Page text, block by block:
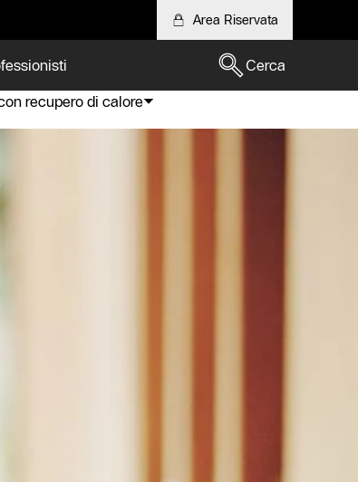
Area Riservata
Cerca
recupero di calore